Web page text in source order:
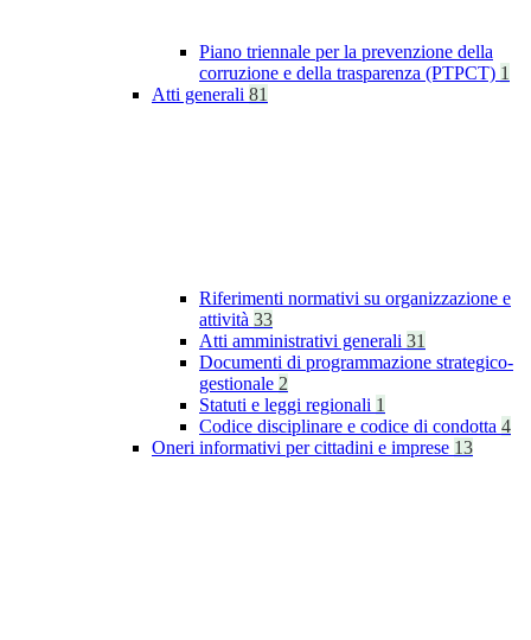
Piano triennale per la prevenzione della
corruzione e della trasparenza (PTPCT) 1
Atti generali 81
Riferimenti normativi su organizzazione e
attività 33
Atti amministrativi generali 31
Documenti di programmazione strategico-
gestionale 2
Statuti e leggi regionali 1
Codice disciplinare e codice di condotta 4
Oneri informativi per cittadini e imprese 13